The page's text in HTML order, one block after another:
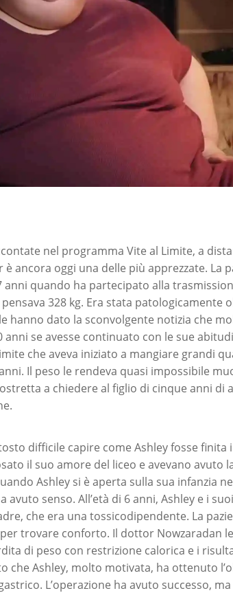
nel programma Vite al Limite, a
è ancora oggi una delle più apprezzate. La
anni quando ha partecipato alla
pensava 328 kg. Era stata patologicamente
hanno dato la sconvolgente notizia che
se avesse continuato con le sue
che aveva iniziato a mangiare grandi
Il peso le rendeva quasi impossibile
a chiedere al figlio di cinque anni di
difficile capire come Ashley fosse finita
il suo amore del liceo e avevano avuto
Ashley si è aperta sulla sua infanzia
avuto senso. All’età di 6 anni, Ashley e i
che era una tossicodipendente. La
trovare conforto. Il dottor Nowzaradan
di peso con restrizione calorica e i
che Ashley, molto motivata, ha ottenuto
L’operazione ha avuto successo,